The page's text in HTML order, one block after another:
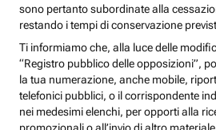
sono pertanto subordinate alla
restando i tempi di conservazione
Ti informiamo che, alla luce delle
“Registro pubblico delle opposizioni”,
la tua numerazione, anche mobile,
telefonici pubblici, o il corrispondente
nei medesimi elenchi, per opporti alla